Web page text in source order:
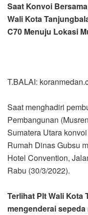
Saat Konvoi
Wali Kota
C70 Menuju Lokasi
T.BALAI:
Saat menghadiri
Pembangunan
Sumatera Utara
Rumah Dinas Gubsu
Hotel Convention,
Rabu (30/3/2022).
Terlihat Plt Wali Kota
mengenderai